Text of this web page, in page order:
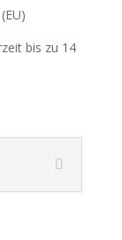
bis zu 14